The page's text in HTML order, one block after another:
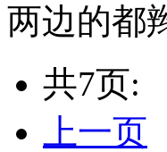
两边的都
共7页:
上一页